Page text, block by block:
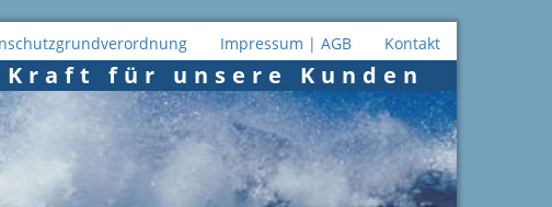
Impressum | AGB Kontakt
Kraft für unsere Kunden